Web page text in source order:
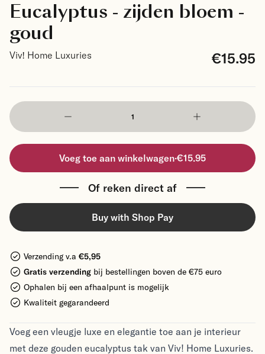
Eucalyptus - zijden bloem -
goud
Viv! Home Luxuries €15.95
Voeg toe aan winkelwagen·€15.95
Of reken direct af
Buy with Shop Pay
Verzending v.a €5,95
Gratis verzending bij bestellingen boven de €75 euro
Ophalen bij een afhaalpunt is mogelijk
Kwaliteit gegarandeerd
Voeg een vleugje luxe en elegantie toe aan je interieur
met deze gouden eucalyptus tak van Viv! Home Luxuries.